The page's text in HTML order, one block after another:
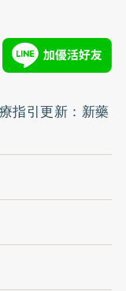
指引更新：新藥